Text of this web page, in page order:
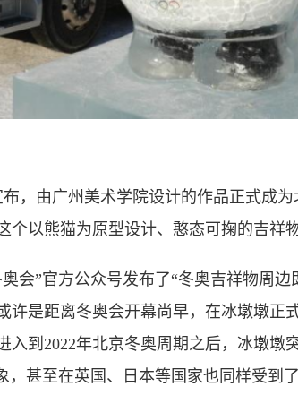
，由广州美术学院设计的作品正式成
以熊猫为原型设计、憨态可掬的吉祥
奥会”官方公众号发布了“冬奥吉祥物周
许是距离冬奥会开幕尚早，在冰墩墩正
入到2022年北京冬奥周期之后，冰墩墩
，甚至在英国、日本等国家也同样受到了